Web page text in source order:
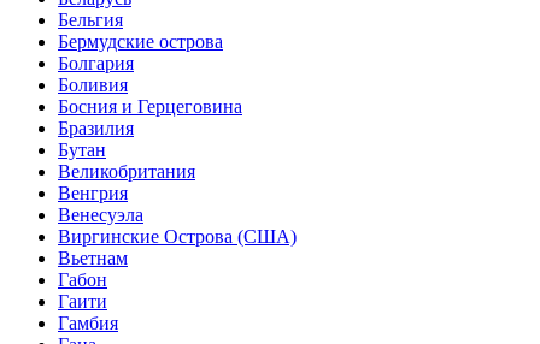
Бельгия
Бермудские острова
Болгария
Боливия
Босния и Герцеговина
Бразилия
Бутан
Великобритания
Венгрия
Венесуэла
Виргинские Острова (США)
Вьетнам
Габон
Гаити
Гамбия